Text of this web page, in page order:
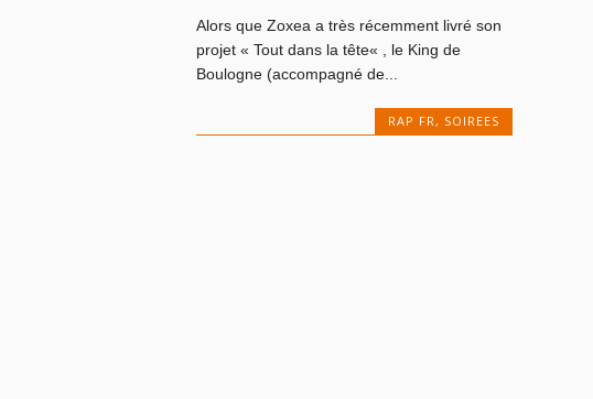
Alors que Zoxea a très récemment livré son
projet « Tout dans la tête« , le King de
Boulogne (accompagné de...
RAP FR, SOIREES